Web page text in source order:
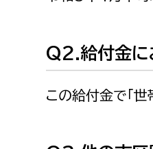
建築課
Q2.給付金に
この給付金で「世